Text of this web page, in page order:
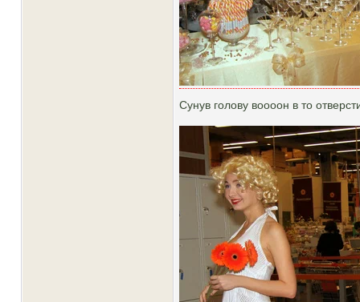
Сунув голову воооон в то